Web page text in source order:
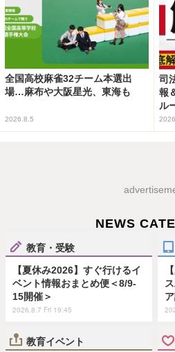
全国高校麻雀32チーム本選出
場…麻布や大阪星光、東海も
2026.8.5
司
報
ル
NEWS
教育・受験
【夏休み2026】すぐ行けるイ
ベント情報おまとめ便＜8/9-
15開催＞
2026.8.7 Fri 19:45
教育イベント